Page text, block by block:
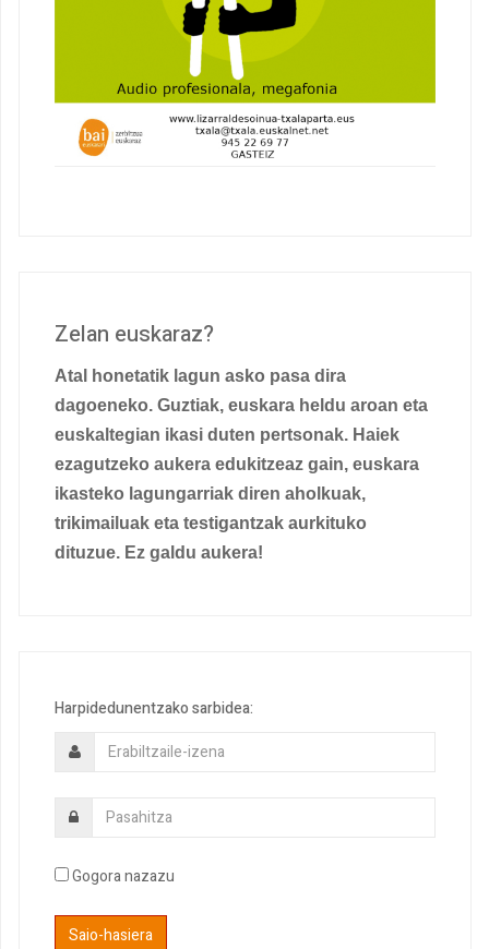
Zelan euskaraz?
Atal honetatik lagun asko pasa dira
dagoeneko. Guztiak, euskara heldu aroan eta
euskaltegian ikasi duten pertsonak. Haiek
ezagutzeko aukera edukitzeaz gain, euskara
ikasteko lagungarriak diren aholkuak,
trikimailuak eta testigantzak aurkituko
dituzue. Ez galdu aukera!
Harpidedunentzako sarbidea:
Gogora nazazu